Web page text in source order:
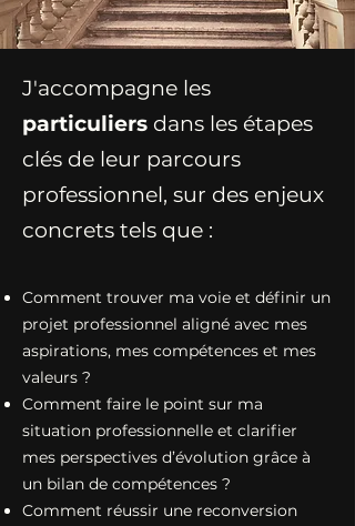
J'accompagne les
particuliers dans les étapes
clés de leur parcours
professionnel, sur des enjeux
concrets tels que :
Comment trouver ma voie et définir un
projet professionnel aligné avec mes
aspirations, mes compétences et mes
valeurs ?
Comment faire le point sur ma
situation professionnelle et clarifier
mes perspectives d’évolution grâce à
un bilan de compétences ?
Comment réussir une reconversion